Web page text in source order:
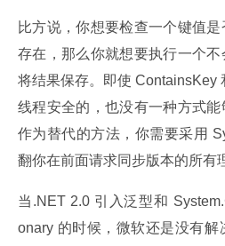
比方说，你想要检查一个键值
存在，那么你就想要执行一个
将结果保存。即使 ContainsKey
线程安全的，也没有一种方式能
作为替代的方法，你需要采用
翻你在前面请求同步版本的所有
当.NET 2.0 引入泛型和
onary 的时候，微软还是没有